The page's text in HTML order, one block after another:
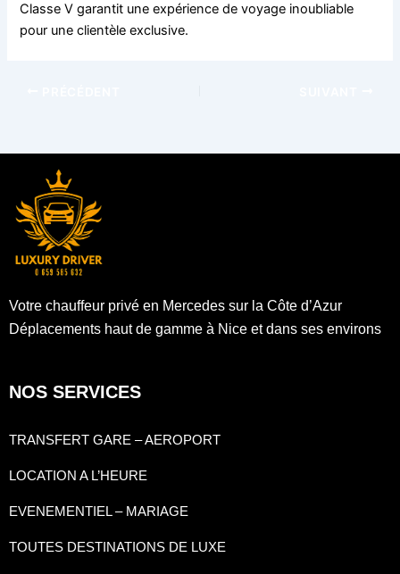
Classe V garantit une expérience de voyage inoubliable
pour une clientèle exclusive.
Votre chauffeur privé en Mercedes sur la Côte d’Azur
Déplacements haut de gamme à Nice et dans ses environs
NOS SERVICES
TRANSFERT GARE – AEROPORT
LOCATION A L’HEURE
EVENEMENTIEL – MARIAGE
TOUTES DESTINATIONS DE LUXE